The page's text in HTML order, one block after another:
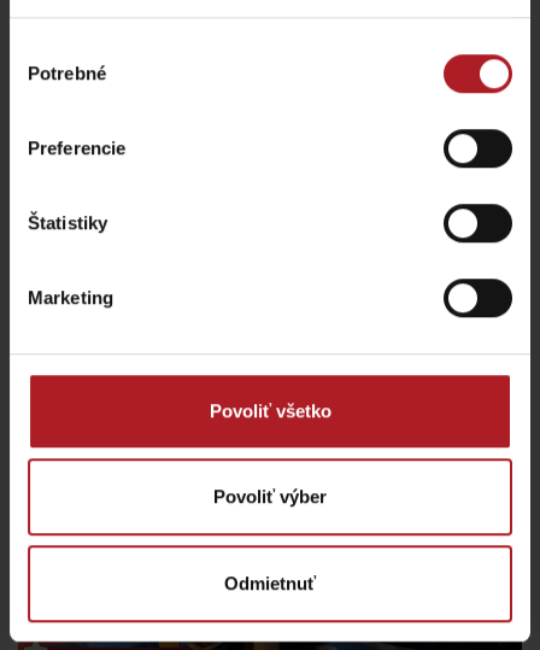
súhlasu
Potrebné
Preferencie
Štatistiky
Marketing
Povoliť všetko
Povoliť výber
Odmietnuť